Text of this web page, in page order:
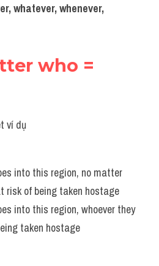
whatever, whenever,
who =
ví dụ
into this region, no matter
risk of being taken hostage
into this region, whoever they
taken hostage